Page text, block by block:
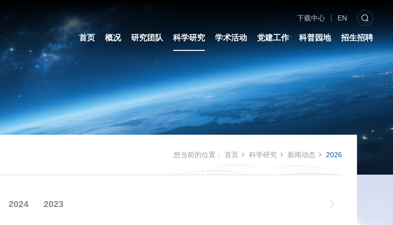
下载中心 EN
首页 概况 研究团队 科学研究 学术活动 党建工作 科普园地 招生招聘
您当前的位置： 首页 科学研究 新闻动态 2026
2024 2023